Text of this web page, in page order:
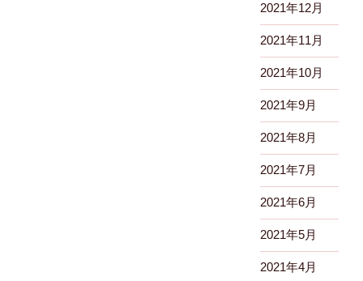
2021年12月
2021年11月
2021年10月
2021年9月
2021年8月
2021年7月
2021年6月
2021年5月
2021年4月